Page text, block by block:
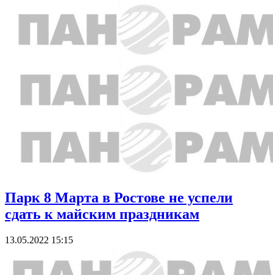
Парк 8 Марта в Ростове не успели
сдать к майским праздникам
13.05.2022 15:15